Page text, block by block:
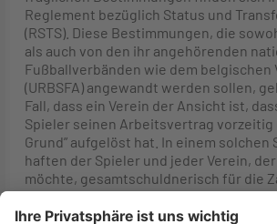
Reglement bezüglich Status und
(RSTS). Diese Bestimmungen, die
als auch von den ihr angehörenden
Fußballverbänden wie dem belgischen
(URBSFA) angewandt werden sollen,
Fall, dass ein Verein der Ansicht ist,
Spieler seinen Arbeitsvertrag vorzeitig
Grund” aufgelöst hat. In einem solchen
haften der Spieler und jeder Verein,
möchte, gesamtschuldnerisch für die
Entschädigung an den ehemaligen
kann der neue Verein unter